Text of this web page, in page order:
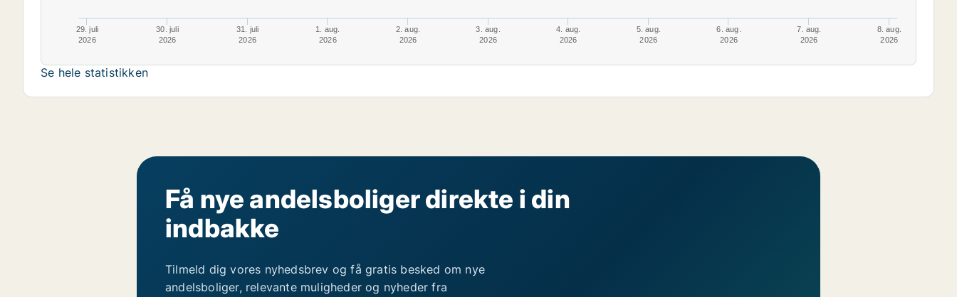
29. juli
2026
30. juli
2026
31. juli
2026
1. aug.
2026
2. aug.
2026
3. aug.
2026
4. aug.
2026
5. aug.
2026
6. aug.
2026
7. aug.
2026
8. aug.
2026
Se hele statistikken
Få nye andelsboliger direkte i din
indbakke
Tilmeld dig vores nyhedsbrev og få gratis besked om nye
andelsboliger, relevante muligheder og nyheder fra